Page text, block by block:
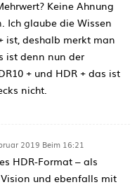
Keine Ahnung
Ich glaube die Wissen
ist, deshalb merkt man
ist denn nun der
+ und HDR + das ist
nicht.
2019 Beim 16:21
HDR-Format – als
und ebenfalls mit